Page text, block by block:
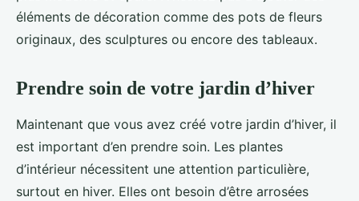
éléments de décoration comme des pots de fleurs
originaux, des sculptures ou encore des tableaux.
Prendre soin de votre jardin d’hiver
Maintenant que vous avez créé votre jardin d’hiver, il
est important d’en prendre soin. Les plantes
d’intérieur nécessitent une attention particulière,
surtout en hiver. Elles ont besoin d’être arrosées